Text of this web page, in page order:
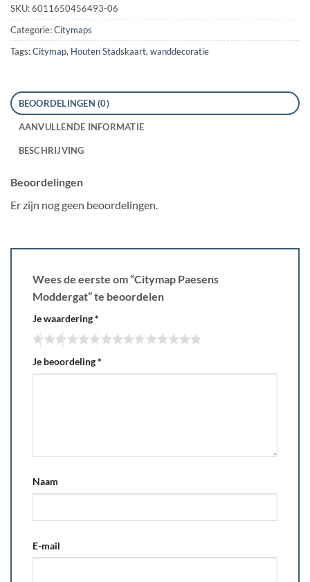
SKU:6011650456493-06
Categorie:Citymaps
Tags:Citymap, Houten Stadskaart, wanddecoratie
BEOORDELINGEN (0)
AANVULLENDE INFORMATIE
BESCHRIJVING
Beoordelingen
Er zijn nog geen beoordelingen.
Wees de eerste om “Citymap Paesens
Moddergat” te beoordelen
Je waardering*
Je beoordeling*
Naam
E-mail